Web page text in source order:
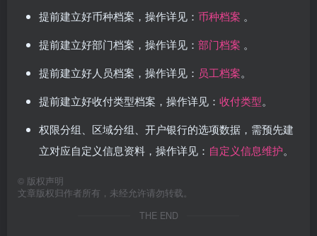
提前建立好币种档案，操作详见： 币种档案 。
提前建立好部门档案，操作详见： 部门档案 。
提前建立好人员档案，操作详见： 员工档案。
提前建立好收付类型档案，操作详见： 收付类型。
权限分组、区域分组、开户银行的选项数据，需预先建
立对应自定义信息资料，操作详见： 自定义信息维护。
© 版权声明
文章版权归作者所有，未经允许请勿转载。
THE END